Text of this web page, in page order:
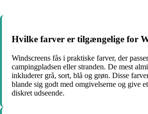
Hvilke farver er tilgængelige for
Windscreens fås i praktiske farver, der
campingpladsen eller stranden. De mest
inkluderer grå, sort, blå og grøn. Disse
blande sig godt med omgivelserne og give
diskret udseende.